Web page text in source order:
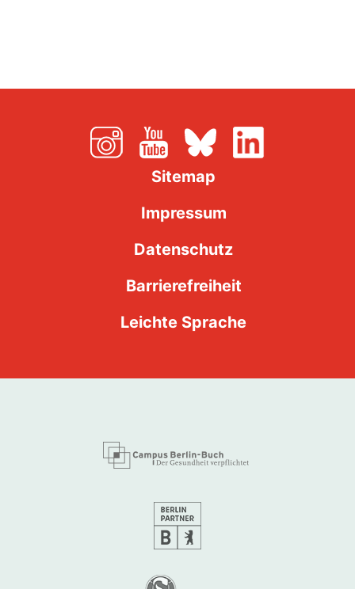
Sitemap
Impressum
Datenschutz
Barrierefreiheit
Leichte Sprache